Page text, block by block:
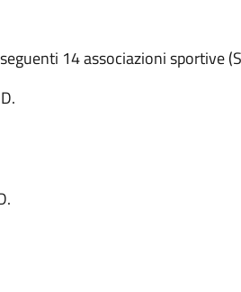
14 associazioni sportive